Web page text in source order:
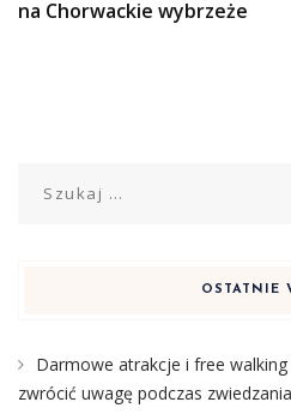
na Chorwackie wybrzeże
OSTATNIE
Darmowe atrakcje i free
zwrócić uwagę podczas